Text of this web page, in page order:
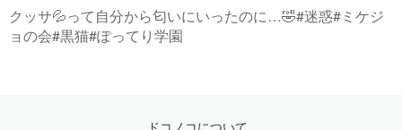
クッサ💦って自分から匂いにいったのに…🤣#迷惑#ミケジ
ョの会#黒猫#ぽってり学園